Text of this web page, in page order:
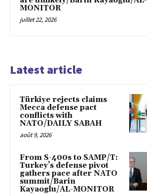
MONITOR
juillet 22, 2026
Latest article
Türkiye rejects claims
Mecca defense pact
conflicts with
NATO/DAILY SABAH
août 9, 2026
From S-400s to SAMP/T:
Turkey’s defense pivot
gathers pace after NATO
summit/Barin
Kayaoglu/AL-MONITOR